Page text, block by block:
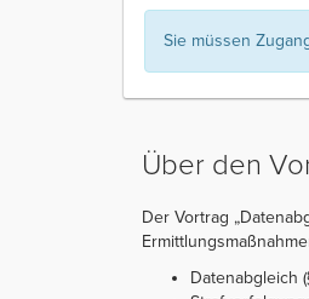
Sie müssen
Über den
Der Vortrag
Datenabgleich